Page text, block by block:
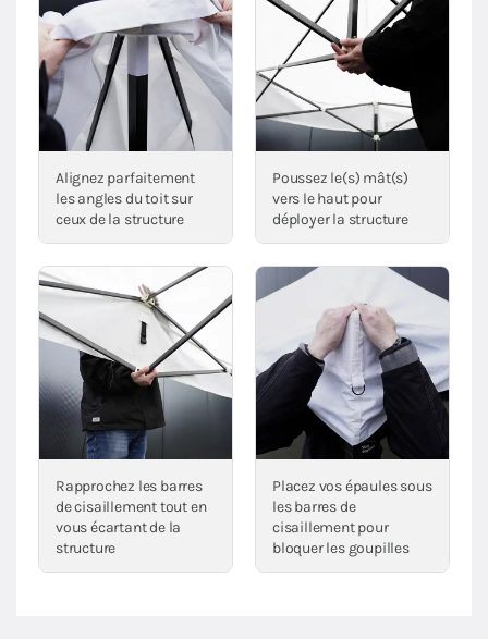
Alignez parfaitement
les angles du toit sur
ceux de la structure
Poussez le(s) mât(s)
vers le haut pour
déployer la structure
Rapprochez les barres
de cisaillement tout en
vous écartant de la
structure
Placez vos épaules sous
les barres de
cisaillement pour
bloquer les goupilles